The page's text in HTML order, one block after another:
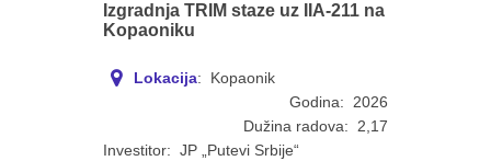
Izgradnja TRIM staze uz IIA-211 na
Kopaoniku
Lokacija: Kopaonik
Godina: 2026
Dužina radova: 2,17
Investitor: JP „Putevi Srbije“